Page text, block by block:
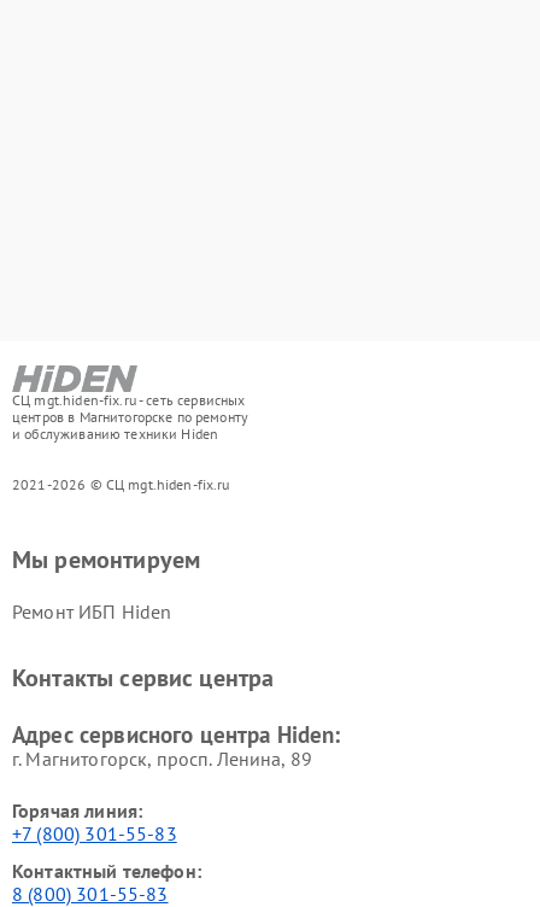
СЦ mgt.hiden-fix.ru - сеть сервисных
центров в Магнитогорске по ремонту
и обслуживанию техники Hiden
2021-2026 © СЦ mgt.hiden-fix.ru
Мы ремонтируем
Ремонт ИБП Hiden
Контакты сервис центра
Адрес сервисного центра Hiden:
г. Магнитогорск, просп. Ленина, 89
Горячая линия:
+7 (800) 301-55-83
Контактный телефон:
8 (800) 301-55-83